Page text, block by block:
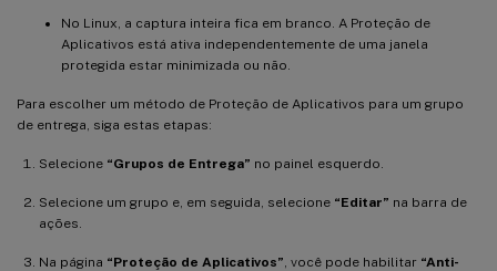
No Linux, a captura inteira fica em branco. A Proteção de
Aplicativos está ativa independentemente de uma janela
protegida estar minimizada ou não.
Para escolher um método de Proteção de Aplicativos para um grupo
de entrega, siga estas etapas:
Selecione “Grupos de Entrega” no painel esquerdo.
Selecione um grupo e, em seguida, selecione “Editar” na barra de
ações.
Na página “Proteção de Aplicativos” , você pode habilitar “Anti-